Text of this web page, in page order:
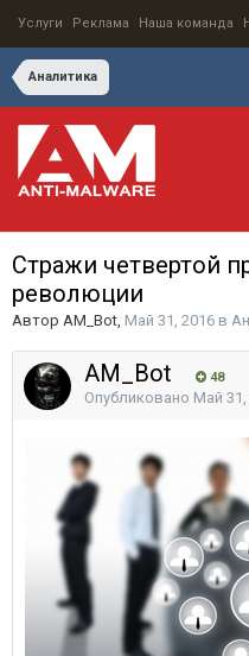
Услуги Реклама Наша команда
Аналитика
Стражи четвертой
революции
Автор AM_Bot, Май 31, 2016 в
AM_Bot 48
Опубликовано Май 31,